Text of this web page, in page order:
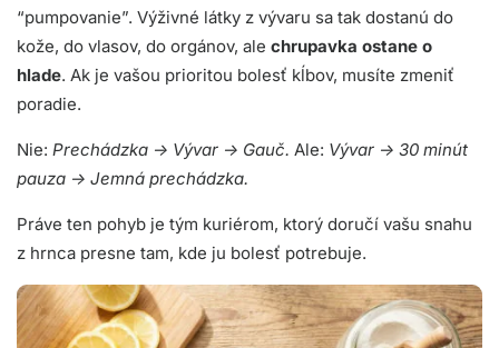
“pumpovanie”. Výživné látky z vývaru sa tak dostanú do
kože, do vlasov, do orgánov, ale chrupavka ostane o
hlade. Ak je vašou prioritou bolesť kĺbov, musíte zmeniť
poradie.
Nie: Prechádzka -> Vývar -> Gauč. Ale: Vývar -> 30 minút
pauza -> Jemná prechádzka.
Práve ten pohyb je tým kuriérom, ktorý doručí vašu snahu
z hrnca presne tam, kde ju bolesť potrebuje.